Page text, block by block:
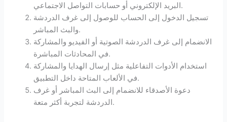
البريد الإلكتروني أو حسابات التواصل الاجتماعي.
تسجيل الدخول إلى الحساب للوصول إلى غرف الدردشة
والبث المباشر.
الانضمام إلى غرف الدردشة الصوتية أو الفيديو والمشاركة
في المحادثات المباشرة.
استخدام الأدوات التفاعلية مثل إرسال الهدايا والمشاركة
في الألعاب المتاحة داخل التطبيق.
دعوة الأصدقاء للانضمام إلى البث المباشر أو غرف
الدردشة لتجربة أكثر متعة.